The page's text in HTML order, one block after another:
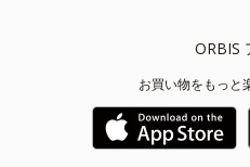
ORBIS
お買い物をもっと